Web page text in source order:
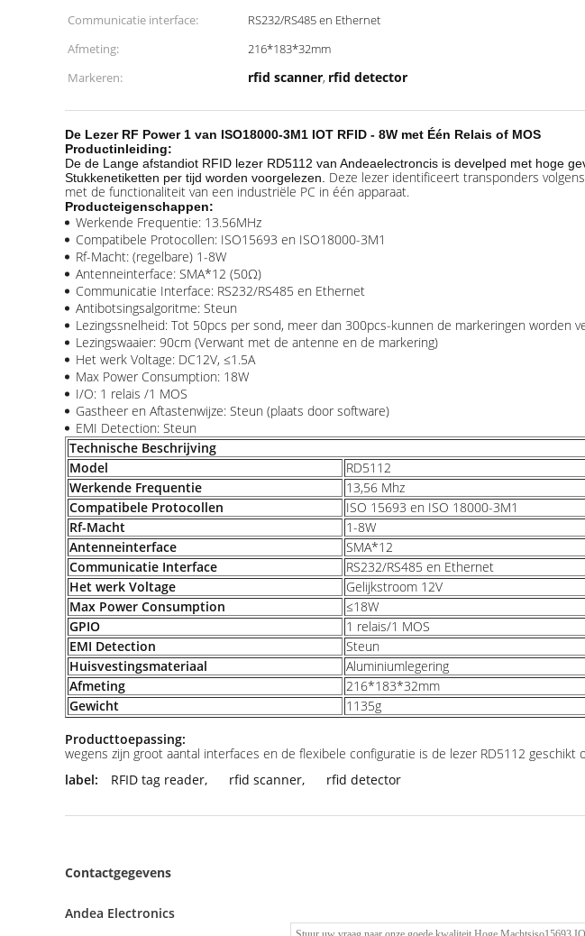
Communicatie interface:
RS232/RS485 en Ethernet
Afmeting:
216*183*32mm
Markeren:
rfid scanner, rfid detector
De Lezer RF Power 1 van ISO18000-3M1 IOT RFID - 8W met Één Relais of MOS
Productinleiding:
De de Lange afstandiot RFID lezer RD5112 van Andeaelectroncis is develped met hoge
Stukkenetiketten per tijd worden voorgelezen.
Deze lezer identificeert transponders
met de functionaliteit van een industriële PC in één apparaat.
Producteigenschappen:
Werkende Frequentie: 13.56MHz
Compatibele Protocollen: ISO15693 en ISO18000-3M1
Rf-Macht: (regelbare) 1-8W
Antenneinterface: SMA*12 (50Ω)
Communicatie Interface: RS232/RS485 en Ethernet
Antibotsingsalgoritme: Steun
Lezingssnelheid: Tot 50pcs per sond, meer dan 300pcs-kunnen de markeringen worden
Lezingswaaier: 90cm (Verwant met de antenne en de markering)
Het werk Voltage: DC12V, ≤1.5A
Max Power Consumption: 18W
I/O: 1 relais /1 MOS
Gastheer en Aftastenwijze: Steun (plaats door software)
EMI Detection: Steun
Technische Beschrijving
Model
RD5112
Werkende Frequentie
13,56 Mhz
Compatibele Protocollen
ISO 15693 en ISO 18000-3M1
Rf-Macht
1-8W
Antenneinterface
SMA*12
Communicatie Interface
RS232/RS485 en Ethernet
Het werk Voltage
Gelijkstroom 12V
Max Power Consumption
≤18W
GPIO
1 relais/1 MOS
EMI Detection
Steun
Huisvestingsmateriaal
Aluminiumlegering
Afmeting
216*183*32mm
Gewicht
1135g
Producttoepassing:
wegens zijn groot aantal interfaces en de flexibele configuratie is de lezer RD5112
label:
RFID tag reader, rfid scanner, rfid detector
Contactgegevens
Andea Electronics